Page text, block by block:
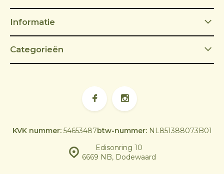
Informatie
Categorieën
Edisonring 10
6669 NB, Dodewaard
KVK nummer:54653487btw-nummer:NL851388073B01